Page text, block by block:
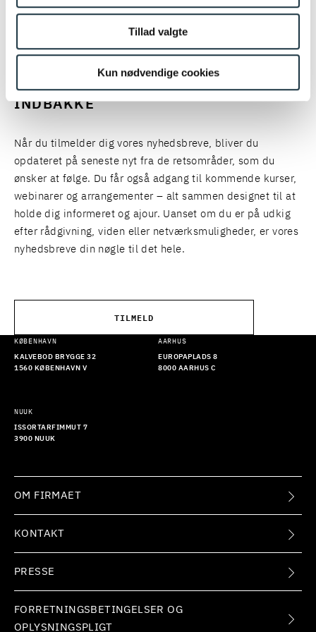
Tillad valgte
Kun nødvendige cookies
Cand.jur., Aarhus Universitet
HOLD DIG OPDATERET: FÅ JURIDISK
VIDEN OG INDSIGTER FRA VORES
EKSPERTER DIREKTE I DIN
INDBAKKE
Når du tilmelder dig vores nyhedsbreve, bliver du
opdateret på seneste nyt fra de retsområder, som du
ønsker at følge. Du får også adgang til kommende kurser,
webinarer og arrangementer – alt sammen designet til at
holde dig informeret og ajour. Uanset om du er på udkig
efter rådgivning, viden eller netværksmuligheder, er vores
nyhedsbreve din nøgle til det hele.
TILMELD
KØBENHAVN
KALVEBOD BRYGGE 32
1560 KØBENHAVN V
AARHUS
EUROPAPLADS 8
8000 AARHUS C
NUUK
ISSORTARFIMMUT 7
3900 NUUK
OM FIRMAET
KONTAKT
PRESSE
FORRETNINGSBETINGELSER OG
OPLYSNINGSPLIGT